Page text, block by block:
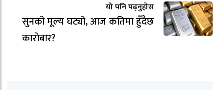
यो पनि पढ्नुहोस
सुनको मूल्य घट्यो, आज कतिमा हुँदैछ
कारोबार?